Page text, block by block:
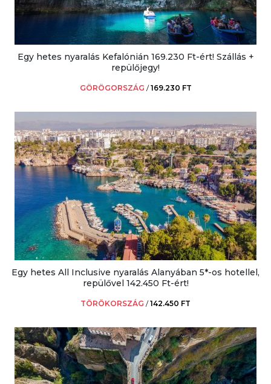
Egy hetes nyaralás Kefalónián 169.230 Ft-ért! Szállás +
repülőjegy!
GÖRÖGORSZÁG /169.230 FT
Egy hetes All Inclusive nyaralás Alanyában 5*-os hotellel,
repülővel 142.450 Ft-ért!
TÖRÖKORSZÁG /142.450 FT